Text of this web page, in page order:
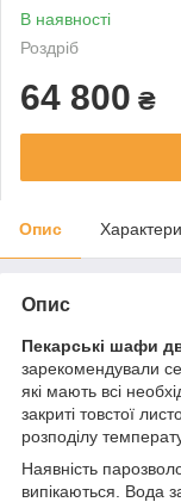
В наявності
Роздріб
64 800 ₴
Опис
Опис
Пекарські шафи
зарекомендували
які мають всі
закриті товстої
розподілу
Наявність
випікаються. Вода